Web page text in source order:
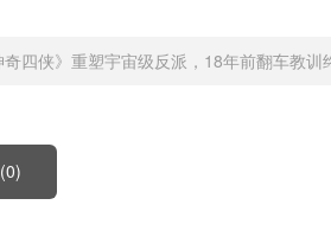
四侠》重塑宇宙级反派，18年前翻车教训
0)